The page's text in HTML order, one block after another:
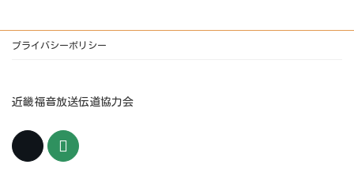
プライバシーポリシー
近畿福音放送伝道協力会